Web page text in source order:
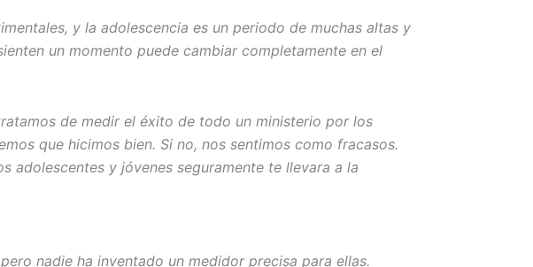
y la adolescencia es un periodo de muchas altas y
un momento puede cambiar completamente en el
de medir el éxito de todo un ministerio por los
que hicimos bien. Si no, nos sentimos como fracasos.
adolescentes y jóvenes seguramente te llevara a la
nadie ha inventado un medidor precisa para ellas.